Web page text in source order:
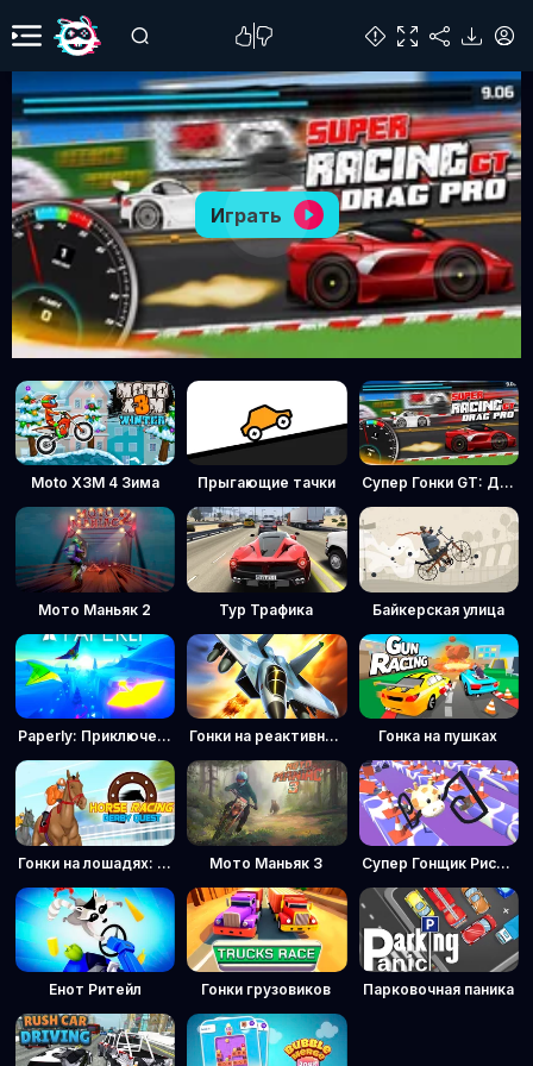
Играть
Moto X3M 4 Зима Прыгающие тачки Супер Гонки GT: Драг Про
Мото Маньяк 2 Тур Трафика Байкерская улица
Paperly: Приключение на бумажном самолетике Гонки на реактивных самолётах Гонка на пушках
Гонки на лошадях: Дерби Квест Мото Маньяк 3 Супер Гонщик Рисовальщик
Енот Ритейл Гонки грузовиков Парковочная паника